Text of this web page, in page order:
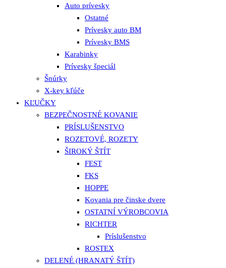
Auto prívesky
Ostatné
Prívesky auto BM
Prívesky BMS
Karabinky
Prívesky špeciál
Šnúrky
X-key kľúče
KĽUČKY
BEZPEČNOSTNÉ KOVANIE
PRÍSLUŠENSTVO
ROZETOVÉ, ROZETY
ŠIROKÝ ŠTÍT
FEST
FKS
HOPPE
Kovania pre činske dvere
OSTATNÍ VÝROBCOVIA
RICHTER
Príslušenstvo
ROSTEX
DELENÉ (HRANATÝ ŠTÍT)